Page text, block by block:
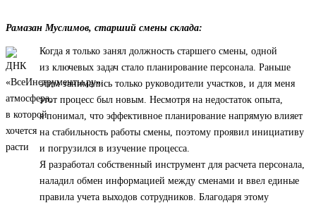
Рамазан Муслимов, старший смены склада:
Когда я только занял должность старшего смены, одной
из ключевых задач стало планирование персонала. Раньше
этим занимались только руководители участков, и для меня
этот процесс был новым. Несмотря на недостаток опыта,
я понимал, что эффективное планирование напрямую влияет
на стабильность работы смены, поэтому проявил инициативу
и погрузился в изучение процесса.
Я разработал собственный инструмент для расчета персонала,
наладил обмен информацией между сменами и ввел единые
правила учета выходов сотрудников. Благодаря этому